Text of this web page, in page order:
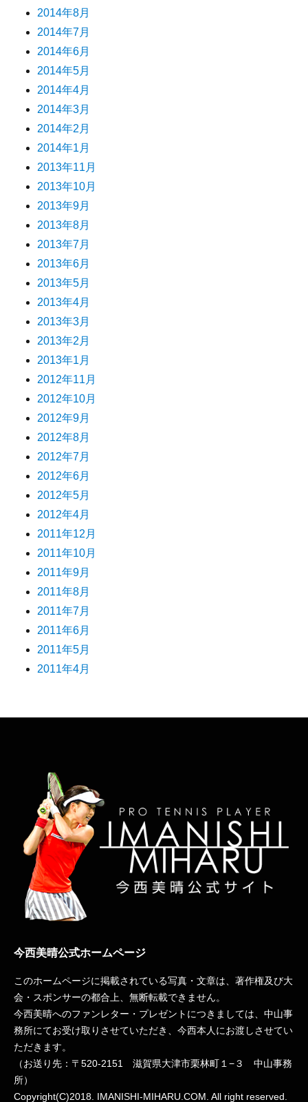
2014年8月
2014年7月
2014年6月
2014年5月
2014年4月
2014年3月
2014年2月
2014年1月
2013年11月
2013年10月
2013年9月
2013年8月
2013年7月
2013年6月
2013年5月
2013年4月
2013年3月
2013年2月
2013年1月
2012年11月
2012年10月
2012年9月
2012年8月
2012年7月
2012年6月
2012年5月
2012年4月
2011年12月
2011年10月
2011年9月
2011年8月
2011年7月
2011年6月
2011年5月
2011年4月
今西美晴公式ホームページ
このホームページに掲載されている写真・文章は、著作権及び大
会・スポンサーの都合上、無断転載できません。
今西美晴へのファンレター・プレゼントにつきましては、中山事
務所にてお受け取りさせていただき、今西本人にお渡しさせてい
ただきます。
（お送り先：〒 520-2151 滋賀県大津市栗林町１−３ 中山事務
所）
Copyright(C)2018. IMANISHI-MIHARU.COM. All right reserved.